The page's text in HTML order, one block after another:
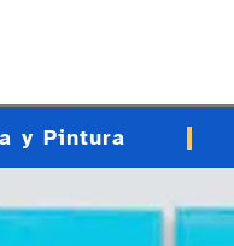
y Pintura